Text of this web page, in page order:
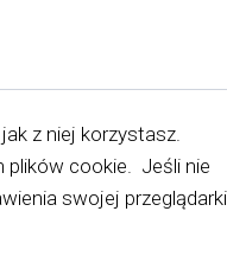
z niej korzystasz.
plików cookie. Jeśli nie
swojej przeglądarki.